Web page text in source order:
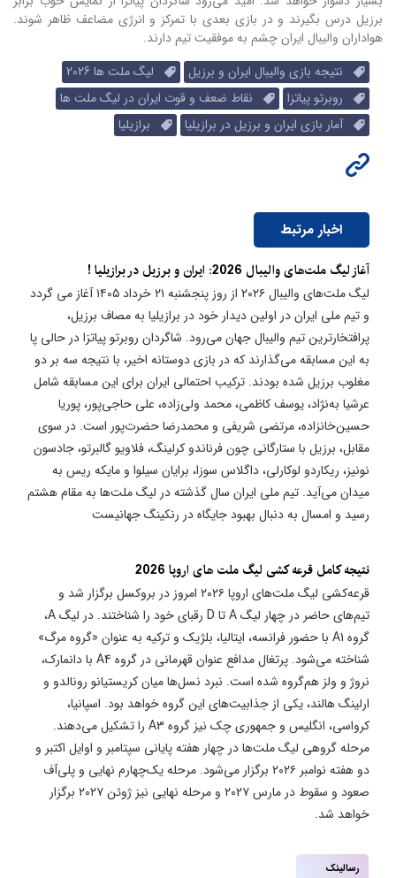
برزیل درس بگیرند و در بازی بعدی با تمرکز و انرژی مضاعف ظاهر شوند.
هواداران والیبال ایران چشم به موفقیت تیم دارند.
نتیجه بازی والیبال ایران و برزیل
لیگ ملت ها 2026
روبرتو پیاتزا
نقاط ضعف و قوت ایران در لیگ ملت ها
آمار بازی ایران و برزیل در برازیلیا
برازیلیا
اخبار مرتبط
آغاز لیگ ملت‌های والیبال 2026: ایران و برزیل در برازیلیا !
لیگ ملت‌های والیبال ۲۰۲۶ از روز پنجشنبه ۲۱ خرداد ۱۴۰۵ آغاز می گردد
و تیم ملی ایران در اولین دیدار خود در برازیلیا به مصاف برزیل،
پرافتخارترین تیم والیبال جهان می‌رود. شاگردان روبرتو پیاتزا در حالی پا
به این مسابقه می‌گذارند که در بازی دوستانه اخیر، با نتیجه سه بر دو
مغلوب برزیل شده بودند. ترکیب احتمالی ایران برای این مسابقه شامل
عرشیا به‌نژاد، یوسف کاظمی، محمد ولی‌زاده، علی حاجی‌پور، پوریا
حسین‌خانزاده، مرتضی شریفی و محمدرضا حضرت‌پور است. در سوی
مقابل، برزیل با ستارگانی چون فرناندو کرلینگ، فلاویو گالبرتو، جادسون
نونیز، ریکاردو لوکارلی، داگلاس سوزا، برایان سیلوا و مایکه ریس به
میدان می‌آید. تیم ملی ایران سال گذشته در لیگ ملت‌ها به مقام هشتم
رسید و امسال به دنبال بهبود جایگاه در رنکینگ جهانیست
نتیجه کامل قرعه کشی لیگ ملت های اروپا 2026
قرعه‌کشی لیگ ملت‌های اروپا ۲۰۲۶ امروز در بروکسل برگزار شد و
تیم‌های حاضر در چهار لیگ A تا D رقبای خود را شناختند. در لیگ A،
گروه A1 با حضور فرانسه، ایتالیا، بلژیک و ترکیه به عنوان «گروه مرگ»
شناخته می‌شود. پرتغال مدافع عنوان قهرمانی در گروه A4 با دانمارک،
نروژ و ولز هم‌گروه شده است. نبرد نسل‌ها میان کریستیانو رونالدو و
ارلینگ هالند، یکی از جذابیت‌های این گروه خواهد بود. اسپانیا،
کرواسی، انگلیس و جمهوری چک نیز گروه A3 را تشکیل می‌دهند.
مرحله گروهی لیگ ملت‌ها در چهار هفته پایانی سپتامبر و اوایل اکتبر و
دو هفته نوامبر ۲۰۲۶ برگزار می‌شود. مرحله یک‌چهارم نهایی و پلی‌آف
صعود و سقوط در مارس ۲۰۲۷ و مرحله نهایی نیز ژوئن ۲۰۲۷ برگزار
خواهد شد.
رسالینک